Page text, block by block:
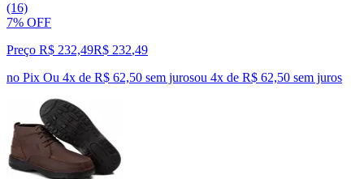
(16)
7% OFF
Preço R$ 232,49R$ 232,49
no Pix Ou 4x de R$ 62,50 sem jurosou 4x de R$ 62,50 sem juros